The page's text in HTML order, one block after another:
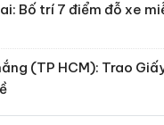
Bố trí 7 điểm đỗ xe
(TP HCM): Trao